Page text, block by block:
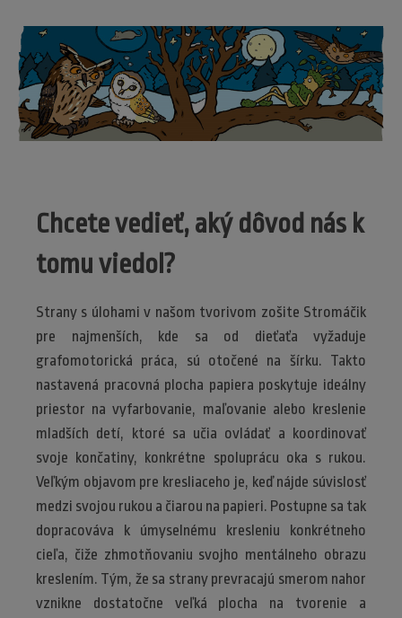
Chcete vedieť, aký dôvod nás k
tomu viedol?
Strany s úlohami v našom tvorivom zošite Stromáčik
pre najmenších, kde sa od dieťaťa vyžaduje
grafomotorická práca, sú otočené na šírku. Takto
nastavená pracovná plocha papiera poskytuje ideálny
priestor na vyfarbovanie, maľovanie alebo kreslenie
mladších detí, ktoré sa učia ovládať a koordinovať
svoje končatiny, konkrétne spoluprácu oka s rukou.
Veľkým objavom pre kresliaceho je, keď nájde súvislosť
medzi svojou rukou a čiarou na papieri. Postupne sa tak
dopracováva k úmyselnému kresleniu konkrétneho
cieľa, čiže zhmotňovaniu svojho mentálneho obrazu
kreslením. Tým, že sa strany prevracajú smerom nahor
vznikne dostatočne veľká plocha na tvorenie a